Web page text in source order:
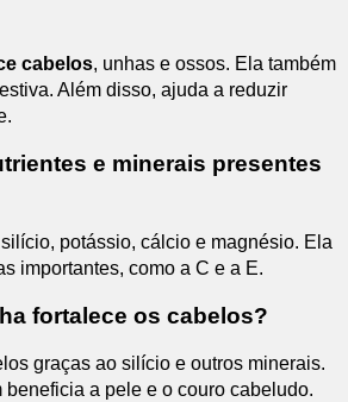
cabelos, unhas e ossos. Ela também
Além disso, ajuda a reduzir
e minerais presentes
potássio, cálcio e magnésio. Ela
importantes, como a C e a E.
fortalece os cabelos?
graças ao silício e outros minerais.
a pele e o couro cabeludo.